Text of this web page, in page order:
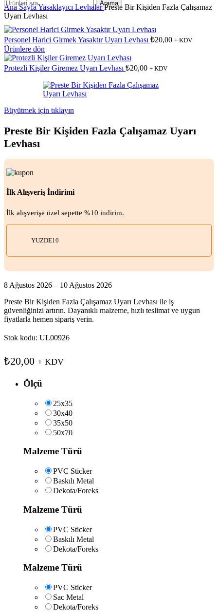
Arama
Ana SayfaYasaklayıcı LevhalarPreste Bir Kişiden Fazla Çalışamaz
Uyarı Levhası
Personel Harici Girmek Yasaktır Uyarı Levhası ₺20,00 + KDV
Ürünlere dön
Protezli Kişiler Giremez Uyarı Levhası ₺20,00 + KDV
Büyütmek için tıklayın
Preste Bir Kişiden Fazla Çalışamaz Uyarı
Levhası
İlk Alışveriş İndirimi
İlk alışverişe özel sepette %10 indirim.
YUZDE10
8 Ağustos 2026 – 10 Ağustos 2026
Preste Bir Kişiden Fazla Çalışamaz Uyarı Levhası ile iş
güvenliğinizi artırın. Dayanıklı malzeme, hızlı teslimat ve uygun
fiyatlarla hemen sipariş verin.
Stok kodu: UL00926
₺20,00 + KDV
Ölçü
25x35
30x40
35x50
50x70
Malzeme Türü
PVC Sticker
Baskılı Metal
Dekota/Foreks
Malzeme Türü
PVC Sticker
Baskılı Metal
Dekota/Foreks
Malzeme Türü
PVC Sticker
Sac Metal
Dekota/Foreks